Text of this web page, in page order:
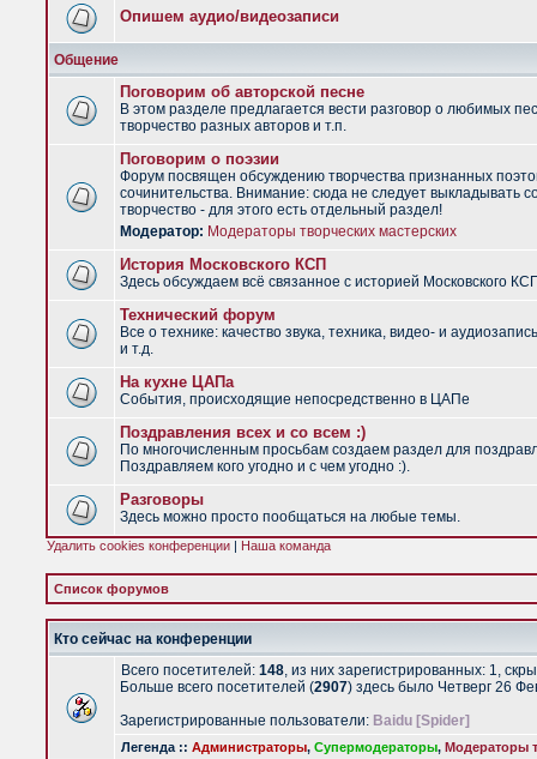
Опишем аудио/видеозаписи
Общение
Поговорим об авторской песне
В этом разделе предлагается вести разговор о любимых
творчество разных авторов и т.п.
Поговорим о поэзии
Форум посвящен обсуждению творчества признанных
сочинительства. Внимание: сюда не следует выкладывать
творчество - для этого есть отдельный раздел!
Модератор: Модераторы творческих мастерских
История Московского КСП
Здесь обсуждаем всё связанное с историей Московского
Технический форум
Все о технике: качество звука, техника, видео- и
и т.д.
На кухне ЦАПа
События, происходящие непосредственно в ЦАПе
Поздравления всех и со всем :)
По многочисленным просьбам создаем раздел для
Поздравляем кого угодно и с чем угодно :).
Разговоры
Здесь можно просто пообщаться на любые темы.
Удалить cookies конференции | Наша команда
Список форумов
Кто сейчас на конференции
Всего посетителей: 148, из них зарегистрированных: 1,
Больше всего посетителей (2907) здесь было Четверг 26
Зарегистрированные пользователи: Baidu [Spider]
Легенда :: Администраторы, Супермодераторы, Модераторы